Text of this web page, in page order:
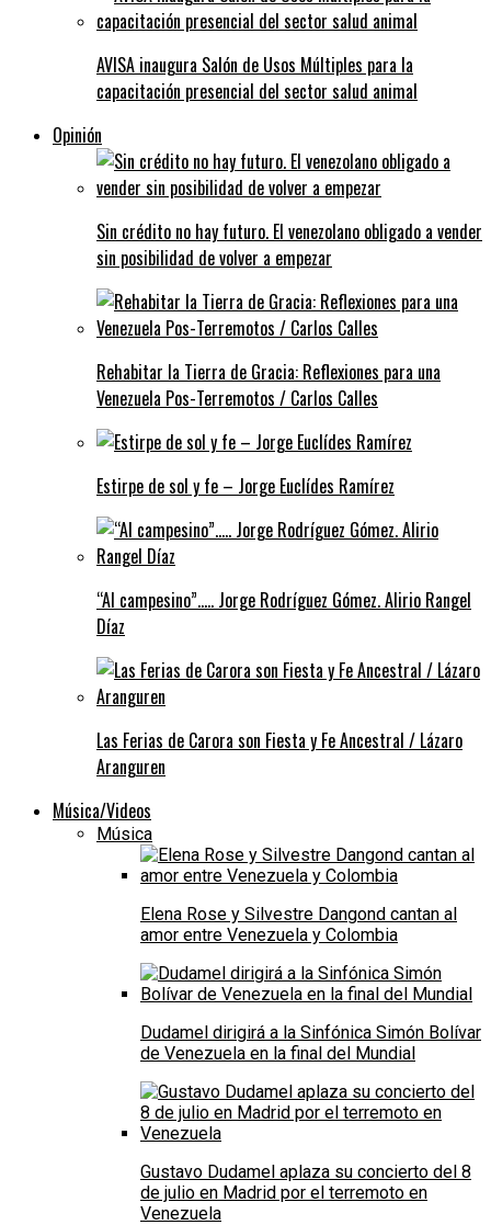
AVISA inaugura Salón de Usos Múltiples para la
capacitación presencial del sector salud animal
Opinión
Sin crédito no hay futuro. El venezolano obligado a vender
sin posibilidad de volver a empezar
Rehabitar la Tierra de Gracia: Reflexiones para una
Venezuela Pos-Terremotos / Carlos Calles
Estirpe de sol y fe – Jorge Euclídes Ramírez
“Al campesino”….. Jorge Rodríguez Gómez. Alirio Rangel
Díaz
Las Ferias de Carora son Fiesta y Fe Ancestral / Lázaro
Aranguren
Música/Videos
Música
Elena Rose y Silvestre Dangond cantan al
amor entre Venezuela y Colombia
Dudamel dirigirá a la Sinfónica Simón Bolívar
de Venezuela en la final del Mundial
Gustavo Dudamel aplaza su concierto del 8
de julio en Madrid por el terremoto en
Venezuela